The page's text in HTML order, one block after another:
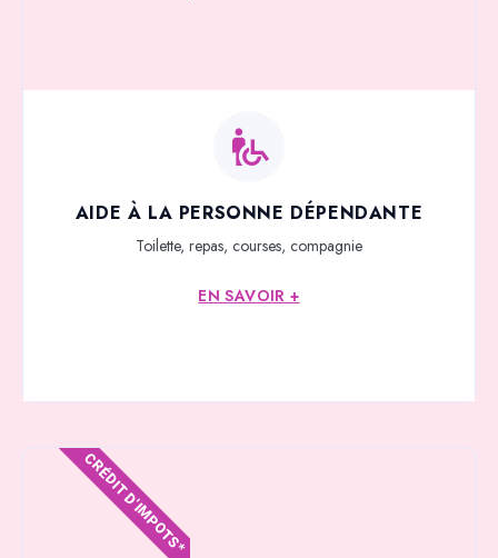
AIDE À LA PERSONNE DÉPENDANTE
Toilette, repas, courses, compagnie
EN SAVOIR +
CRÉDIT D'IMPOTS*